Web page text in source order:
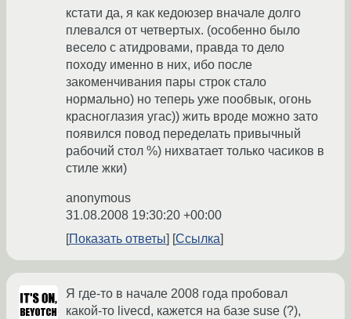
кстати да, я как кедоюзер вначале долго
плевался от четвертых. (особенно было
весело с атидровами, правда то дело
походу именно в них, ибо после
закоменчивания пары строк стало
нормально) но теперь уже пообвык, огонь
красноглазия угас)) жить вроде можно зато
появился повод переделать привычный
рабочий стол %) нихватает только часиков в
стиле жки)
anonymous
31.08.2008 19:30:20 +00:00
Показать ответы
Ссылка
Я где-то в начале 2008 года пробовал
какой-то livecd, кажется на базе suse (?),